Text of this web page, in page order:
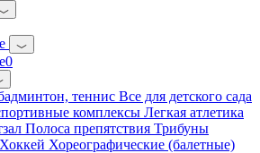
теннис Все для детского сада
комплексы Легкая атлетика
Полоса препятствия Трибуны
Хоккей Хореографические (балетные)